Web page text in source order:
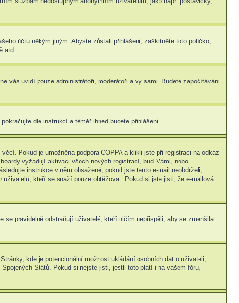
účtu někým jiným. Abyste zůstali přihlášeni, zaškrtněte toto políčko,
atd.
vás uvidí pouze administrátoři, moderátoři a vy sami. Budete započítáváni
pokračujte dle instrukcí a téměř ihned budete přihlášeni.
Pokud je umožněna podpora COPPA a klikli jste při registraci na odkaz
vyžadují aktivaci všech nových registrací, buď Vámi, nebo
instrukce v něm obsažené, pokud jste tento e-mail neobdrželi,
uživatelů, kteří se snaží pouze obtěžovat. Pokud si jste jisti, že e-mailová
pravidelně odstraňují uživatelé, kteří ničím nepřispěli, aby se zmenšila
kde je potencionální možnost ukládání osobních dat o uživateli,
Států. Pokud si nejste jisti, jestli toto platí i na vašem fóru,